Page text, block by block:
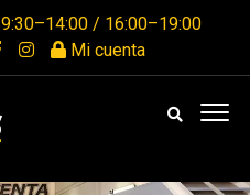
9:30–14:00 / 16:00–19:00
Mi cuenta